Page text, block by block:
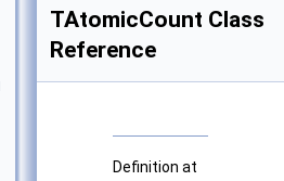
TAtomicCount Class
Reference
Definition at